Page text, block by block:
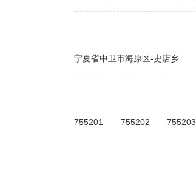
宁夏省中卫市海原区-史店乡
755201 755202 755203